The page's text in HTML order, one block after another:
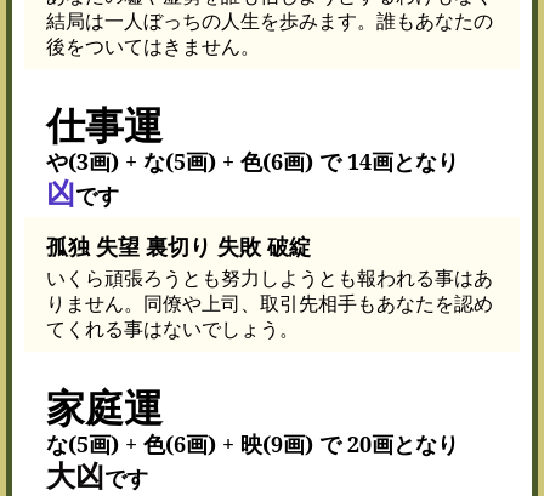
結局は一人ぼっちの人生を歩みます。誰もあなたの
後をついてはきません。
仕事運
や(3画) + な(5画) + 色(6画) で 14画となり
凶です
孤独 失望 裏切り 失敗 破綻
いくら頑張ろうとも努力しようとも報われる事はあ
りません。同僚や上司、取引先相手もあなたを認め
てくれる事はないでしょう。
家庭運
な(5画) + 色(6画) + 映(9画) で 20画となり
大凶です